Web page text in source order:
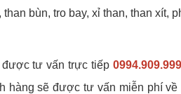
bùn, tro bay, xỉ than, than xít,
được tư vấn trực tiếp 0994.909.999
hàng sẽ được tư vấn miễn phí